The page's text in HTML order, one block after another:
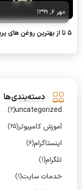
مهر 6, 1399
5 تا از بهترین روغن های پرپشت شدن ریش که بسیار موثر هستند
دسته‌بندی‌ها
uncategorized
(2)
آموزش کامپیوتر(25)
اینستاگرام(6)
تلگرام(1)
خدمات سایت(1)